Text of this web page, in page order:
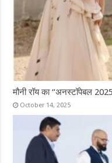
मौनी रॉय का “अनस्टॉपेबल
October 14, 2025